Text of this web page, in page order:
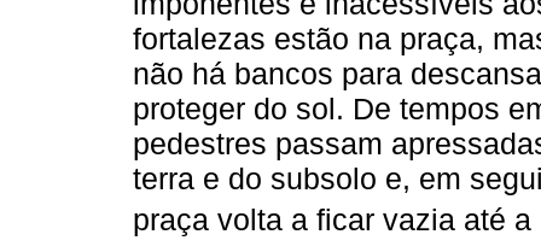
fortalezas estão na praça,
não há bancos para
proteger do sol. De tempos
pedestres passam
terra e do subsolo e, em
praça volta a ficar vazia até